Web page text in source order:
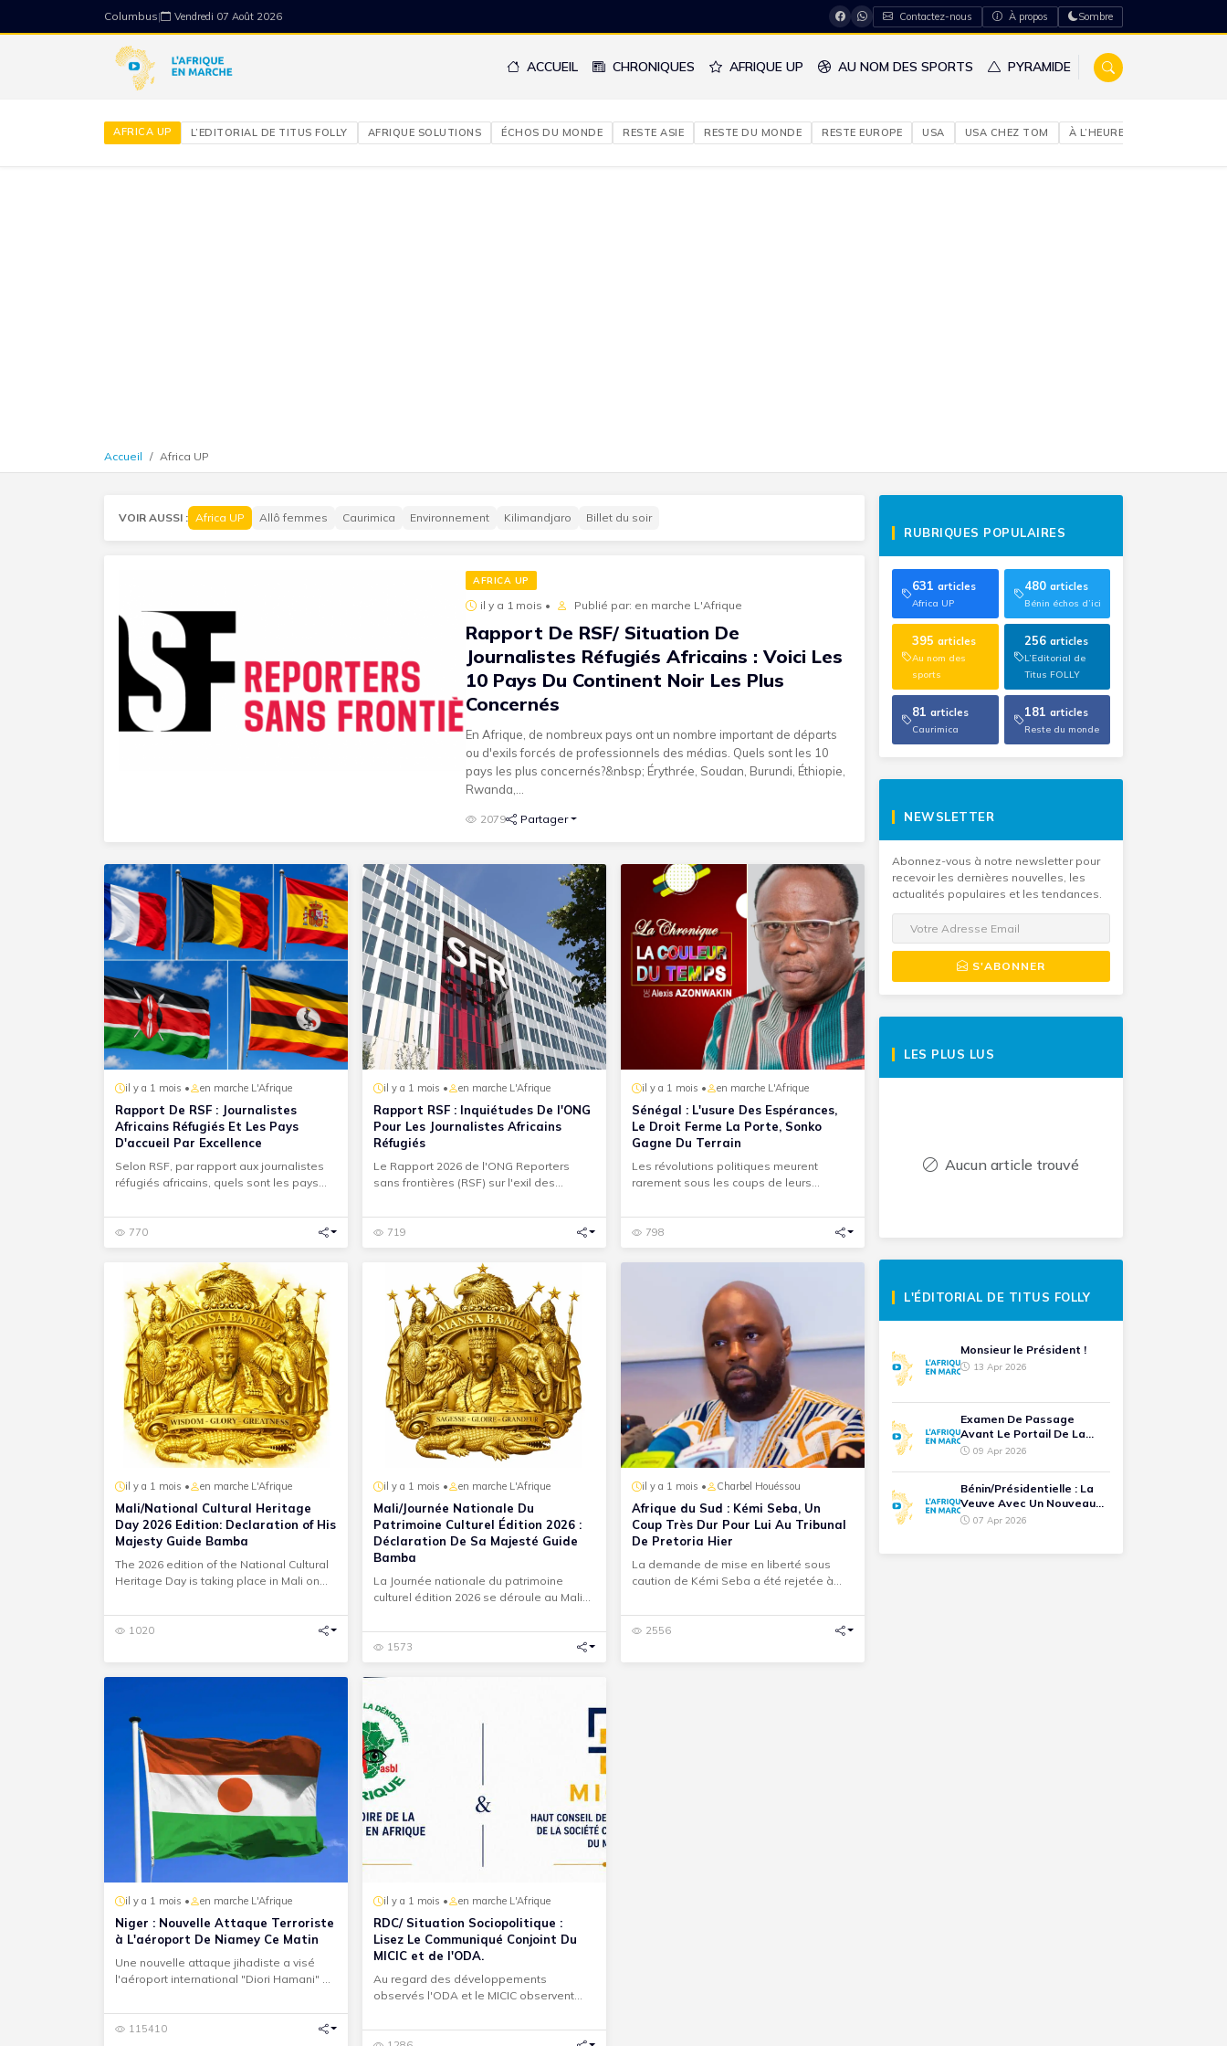
Columbus| Vendredi 07 Août 2026 Contactez-nous À propos Sombre
ACCUEIL CHRONIQUES AFRIQUE UP AU NOM DES SPORTS PYRAMIDE
AFRICA UP L’EDITORIAL DE TITUS FOLLY AFRIQUE SOLUTIONS ÉCHOS DU MONDE RESTE ASIE RESTE DU MONDE RESTE EUROPE USA USA CHEZ TOM À L’HEURE DU NIGERIA
Accueil Africa UP
VOIR AUSSI : Africa UP Allô femmes Caurimica Environnement Kilimandjaro Billet du soir
AFRICA UP
il y a 1 mois • Publié par: en marche L'Afrique
Rapport De RSF/ Situation De
Journalistes Réfugiés Africains : Voici Les
10 Pays Du Continent Noir Les Plus
Concernés
En Afrique, de nombreux pays ont un nombre important de départs
ou d'exils forcés de professionnels des médias. Quels sont les 10
pays les plus concernés?&nbsp; Érythrée, Soudan, Burundi, Éthiopie,
Rwanda,...
2079 Partager
il y a 1 mois • en marche L'Afrique
Rapport De RSF : Journalistes
Africains Réfugiés Et Les Pays
D'accueil Par Excellence
Selon RSF, par rapport aux journalistes
réfugiés africains, quels sont les pays
770
il y a 1 mois • en marche L'Afrique
Rapport RSF : Inquiétudes De l'ONG
Pour Les Journalistes Africains
Réfugiés
Le Rapport 2026 de l'ONG Reporters
sans frontières (RSF) sur l'exil des
719
il y a 1 mois • en marche L'Afrique
Sénégal : L'usure Des Espérances,
Le Droit Ferme La Porte, Sonko
Gagne Du Terrain
Les révolutions politiques meurent
rarement sous les coups de leurs
798
il y a 1 mois • en marche L'Afrique
Mali/National Cultural Heritage
Day 2026 Edition: Declaration of His
Majesty Guide Bamba
The 2026 edition of the National Cultural
Heritage Day is taking place in Mali on
1020
il y a 1 mois • en marche L'Afrique
Mali/Journée Nationale Du
Patrimoine Culturel Édition 2026 :
Déclaration De Sa Majesté Guide
Bamba
La Journée nationale du patrimoine
culturel édition 2026 se déroule au Mali
1573
il y a 1 mois • Charbel Houéssou
Afrique du Sud : Kémi Seba, Un
Coup Très Dur Pour Lui Au Tribunal
De Pretoria Hier
La demande de mise en liberté sous
caution de Kémi Seba a été rejetée à
2556
il y a 1 mois • en marche L'Afrique
Niger : Nouvelle Attaque Terroriste
à L'aéroport De Niamey Ce Matin
Une nouvelle attaque jihadiste a visé
l'aéroport international "Diori Hamani" de
115410
il y a 1 mois • en marche L'Afrique
RDC/ Situation Sociopolitique :
Lisez Le Communiqué Conjoint Du
MICIC et de l'ODA.
Au regard des développements
observés l'ODA et le MICIC observent
RUBRIQUES POPULAIRES
631 articles
Africa UP
480 articles
Bénin échos d’ici
395 articles
Au nom des
sports
256 articles
L’Editorial de
Titus FOLLY
81 articles
Caurimica
181 articles
Reste du monde
NEWSLETTER
Abonnez-vous à notre newsletter pour
recevoir les dernières nouvelles, les
actualités populaires et les tendances.
S'ABONNER
LES PLUS LUS
Aucun article trouvé
L'ÉDITORIAL DE TITUS FOLLY
Monsieur le Président !
13 Apr 2026
Examen De Passage
Avant Le Portail De La
Marina
09 Apr 2026
Bénin/Présidentielle : La
Veuve Avec Un Nouveau
Partenaire Sans Trahison
07 Apr 2026